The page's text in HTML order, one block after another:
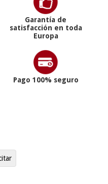
Garantía de
satisfacción en toda
Europa
Pago 100% seguro